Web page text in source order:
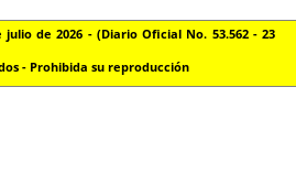
de 2026 - (Diario Oficial No. 53.562 - 23
- Prohibida su reproducción